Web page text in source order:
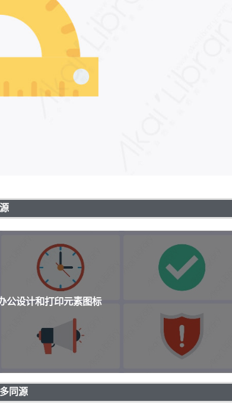
公设计和打印元素图标
同源